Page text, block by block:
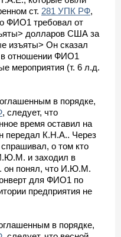
ст. 281 УПК РФ,
ФИО1 требовал от
долларов США за
изъяты> Он сказал
в отношении ФИО1
мероприятия (т. 6 л.д.
в порядке,
, следует, что
время оставил на
передал К.Н.А.. Через
о том кто
и заходил в
понял, что И.Ю.М.
для ФИО1 по
предприятия не
в порядке,